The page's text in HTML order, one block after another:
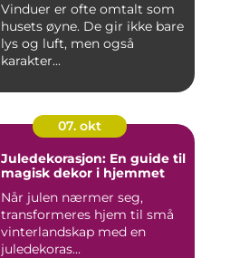
Vinduer er ofte omtalt som
husets øyne. De gir ikke bare
lys og luft, men også
karakter...
07. okt
Juledekorasjon: En guide til
magisk dekor i hjemmet
Når julen nærmer seg,
transformeres hjem til små
vinterlandskap med en
juledekoras...